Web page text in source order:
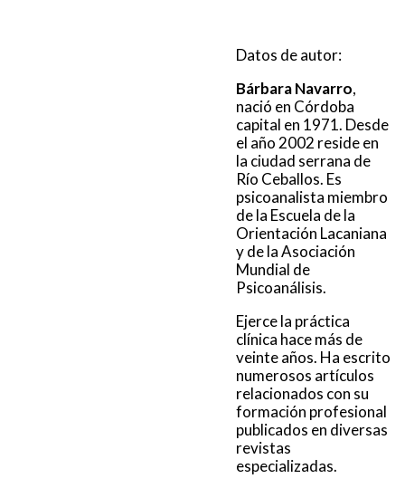
Datos de autor:
Bárbara Navarro,
nació en Córdoba
capital en 1971. Desde
el año 2002 reside en
la ciudad serrana de
Río Ceballos. Es
psicoanalista miembro
de la Escuela de la
Orientación Lacaniana
y de la Asociación
Mundial de
Psicoanálisis.
Ejerce la práctica
clínica hace más de
veinte años. Ha escrito
numerosos artículos
relacionados con su
formación profesional
publicados en diversas
revistas
especializadas.